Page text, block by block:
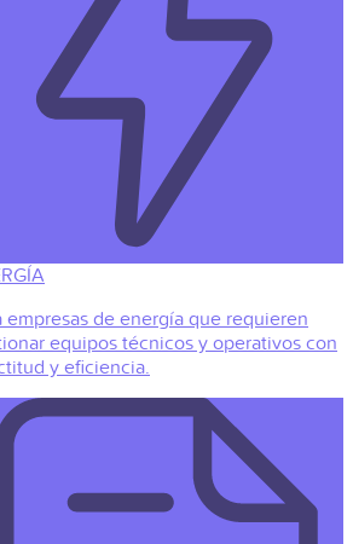
empresas de energía que requieren
equipos técnicos y operativos con
y eficiencia.